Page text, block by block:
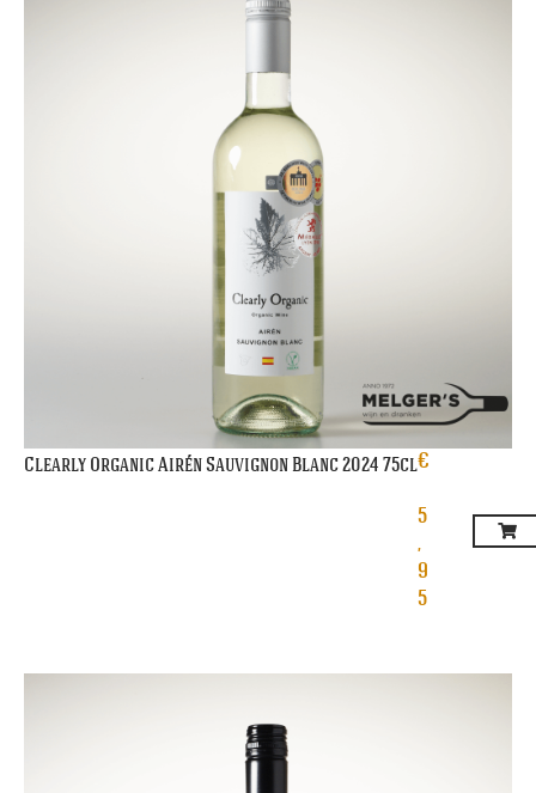
Clearly Organic Airén Sauvignon Blanc 2024 75cl€
5
,
9
5